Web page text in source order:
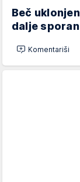
Beč
dalje sporan
Komentariši